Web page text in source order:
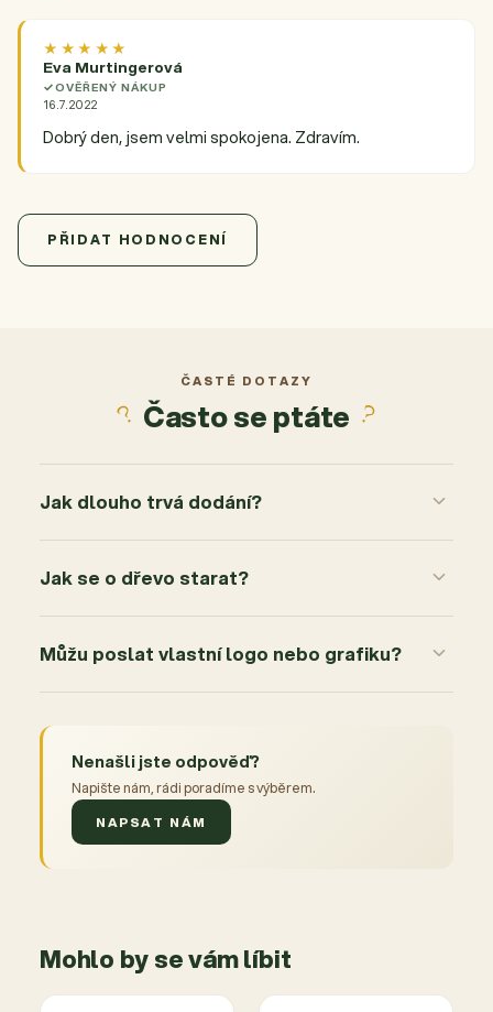
★★★★★
Eva Murtingerová
OVĚŘENÝ NÁKUP
16.7.2022
Dobrý den, jsem velmi spokojena. Zdravím.
5,0Průměrné hodnocení produktu je 5,0 z 5 hvězdiček.
7 hodnocení
PŘIDAT HODNOCENÍ
ČASTÉ DOTAZY
Často se ptáte
Jak dlouho trvá dodání?
Jak se o dřevo starat?
Můžu poslat vlastní logo nebo grafiku?
Nenašli jste odpověď?
Napište nám, rádi poradíme s výběrem.
NAPSAT NÁM
Mohlo by se vám líbit